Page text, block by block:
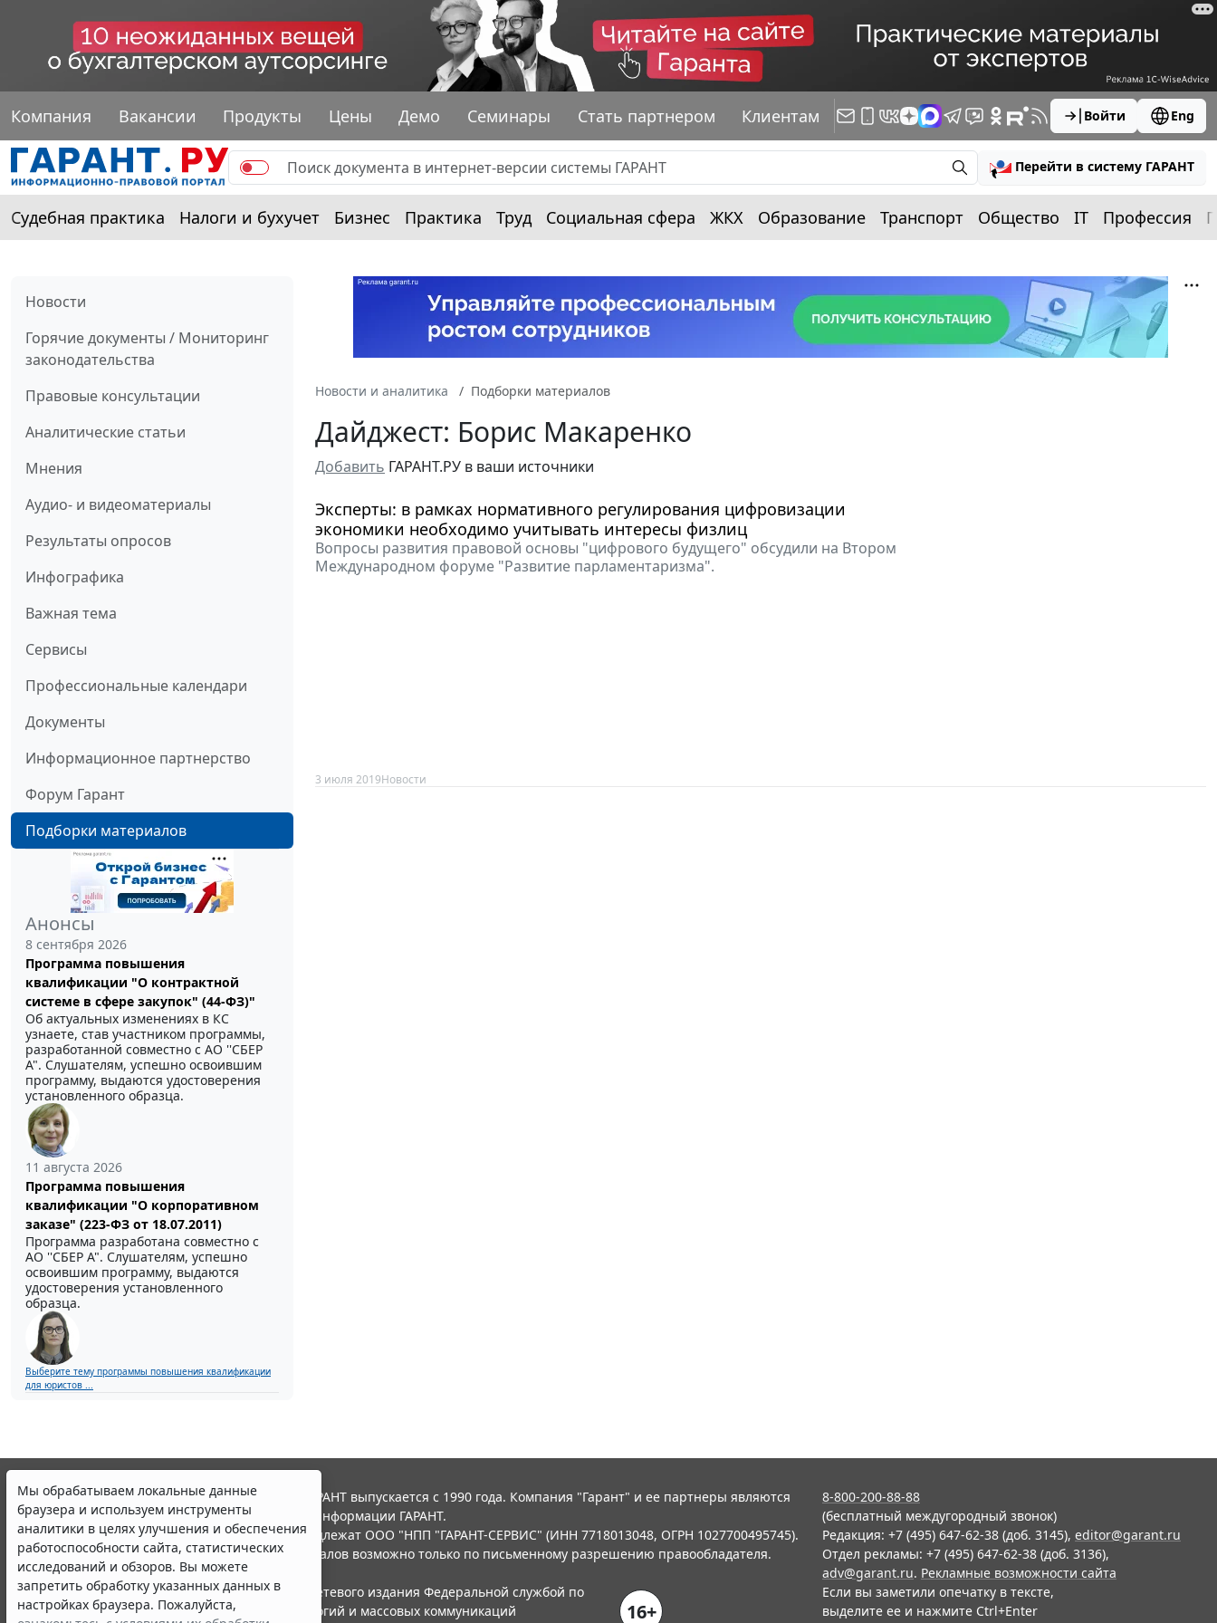
Компания Вакансии Продукты Цены Демо Семинары Стать партнером Клиентам Войти Eng
Перейти в систему ГАРАНТ
Судебная практика Налоги и бухучет Бизнес Практика Труд Социальная сфера ЖКХ Образование Транспорт Общество IT Профессия
Новости
Горячие документы / Мониторинг
законодательства
Правовые консультации
Аналитические статьи
Мнения
Аудио- и видеоматериалы
Результаты опросов
Инфографика
Важная тема
Сервисы
Профессиональные календари
Документы
Информационное партнерство
Форум Гарант
Подборки материалов
Анонсы
8 сентября 2026
Программа повышения
квалификации "О контрактной
системе в сфере закупок" (44-ФЗ)"
Об актуальных изменениях в КС
узнаете, став участником программы,
разработанной совместно с АО ''СБЕР
А". Слушателям, успешно освоившим
программу, выдаются удостоверения
установленного образца.
11 августа 2026
Программа повышения
квалификации "О корпоративном
заказе" (223-ФЗ от 18.07.2011)
Программа разработана совместно с
АО ''СБЕР А". Слушателям, успешно
освоившим программу, выдаются
удостоверения установленного
образца.
Выберите тему программы повышения квалификации
для юристов ...
Новости и аналитика Подборки материалов
Дайджест: Борис Макаренко
Добавить ГАРАНТ.РУ в ваши источники
Эксперты: в рамках нормативного регулирования цифровизации
экономики необходимо учитывать интересы физлиц
Вопросы развития правовой основы "цифрового будущего" обсудили на Втором
Международном форуме "Развитие парламентаризма".
3 июля 2019Новости
Мы обрабатываем локальные данные
браузера и используем инструменты
аналитики в целях улучшения и обеспечения
работоспособности сайта, статистических
исследований и обзоров. Вы можете
запретить обработку указанных данных в
настройках браузера. Пожалуйста,
© ООО "НПП "ГАРАНТ-СЕРВИС", 2026. Система ГАРАНТ выпускается с 1990 года. Компания "Гарант" и ее партнеры являются
участниками Российской ассоциации правовой информации ГАРАНТ.
Все права на материалы сайта ГАРАНТ.РУ принадлежат ООО "НПП "ГАРАНТ-СЕРВИС" (ИНН 7718013048, ОГРН 1027700495745).
Полное или частичное воспроизведение материалов возможно только по письменному разрешению правообладателя.
Правила использования портала.
Портал ГАРАНТ.РУ зарегистрирован в качестве сетевого издания Федеральной службой по
надзору в сфере связи,информационных технологий и массовых коммуникаций
16+
8-800-200-88-88
(бесплатный междугородный звонок)
Редакция: +7 (495) 647-62-38 (доб. 3145), editor@garant.ru
Отдел рекламы: +7 (495) 647-62-38 (доб. 3136),
adv@garant.ru. Рекламные возможности сайта
Если вы заметили опечатку в тексте,
выделите ее и нажмите Ctrl+Enter